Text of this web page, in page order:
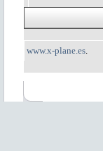
www.x-plane.es